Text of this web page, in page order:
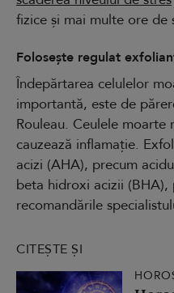
fizice și mai multe ore de
Folosește regulat
Îndepărtarea celulelor
importantă, este de
Rouleau. Ceulele moarte
cauzează inflamație.
acizi (AHA), precum
beta hidroxi acizii (BHA),
recomandările
CITEȘTE ȘI